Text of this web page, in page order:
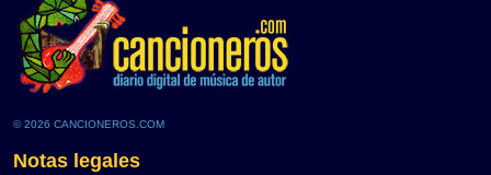
© 2026 CANCIONEROS.COM
Notas legales